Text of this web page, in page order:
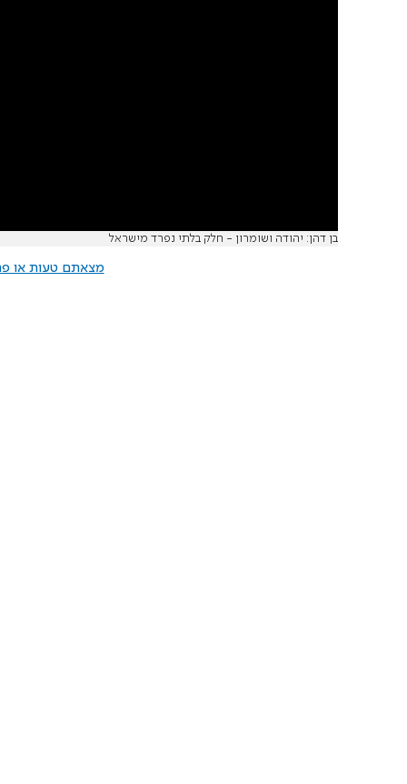
בן דהן: יהודה ושומרון - חלק בלתי נפרד מישראל
מצאתם טעות או